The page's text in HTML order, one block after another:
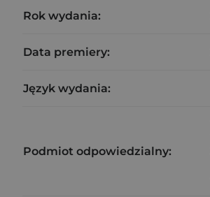
Rok wydania:
Data premiery:
Język wydania:
Podmiot odpowiedzialny: